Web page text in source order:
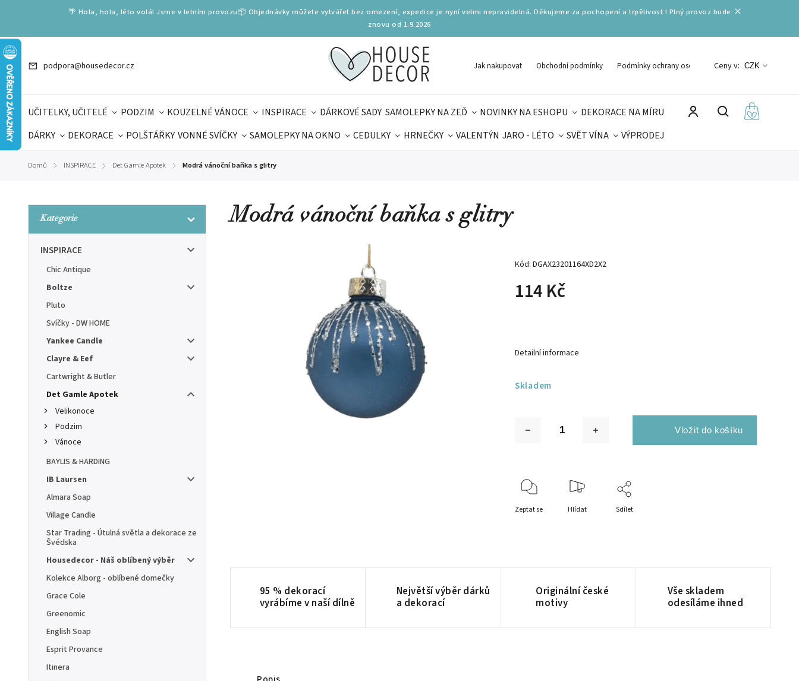
🌴 Hola, hola, léto volá! Jsme v letním provozu📦 Objednávky můžete vytvářet bez omezení, expedice je nyní velmi nepravidelná. Děkujeme za pochopení a trpělivost ! Plný provoz bude
znovu od 1.9.2026
podpora@housedecor.cz Jak nakupovat Obchodní podmínky Podmínky ochrany osobních údajů
Ceny v: CZK
UČITELKY, UČITELÉ PODZIM KOUZELNÉ VÁNOCE INSPIRACE DÁRKOVÉ SADY SAMOLEPKY NA ZEĎ NOVINKY NA ESHOPU
DEKORACE NA MÍRU
DÁRKY
DEKORACE POLŠTÁŘKY VONNÉ SVÍČKY SAMOLEPKY NA OKNO CEDULKY HRNEČKY VALENTÝN JARO - LÉTO SVĚT VÍNA
VÝPRODEJ
Domů / INSPIRACE / Det Gamle Apotek / Modrá vánoční baňka s glitry
Kategorie
INSPIRACE
Chic Antique
Boltze
Pluto
Svíčky - DW HOME
Yankee Candle
Clayre & Eef
Cartwright & Butler
Det Gamle Apotek
Velikonoce
Podzim
Vánoce
BAYLIS & HARDING
IB Laursen
Almara Soap
Village Candle
Star Trading - Útulná světla a dekorace ze
Švédska
Housedecor - Náš oblíbený výběr
Kolekce Alborg - oblíbené domečky
Grace Cole
Greenomic
English Soap
Esprit Provance
Itinera
Modrá vánoční baňka s glitry
Kód: DGAX23201164XD2X2
114 Kč
Skladem
Detailní informace
Zeptat se Hlídat Sdílet
95 % dekorací
vyrábíme v naší dílně
Největší výběr dárků
a dekorací
Originální české
motivy
Vše skladem
odesíláme ihned